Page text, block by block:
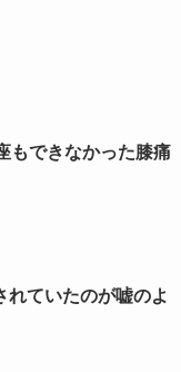
もできなかった膝痛
れていたのが嘘のよ